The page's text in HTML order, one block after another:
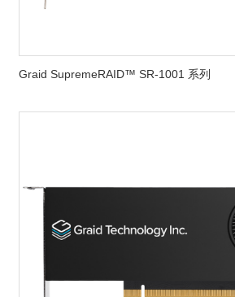
Graid SupremeRAID™ SR-1001 系列